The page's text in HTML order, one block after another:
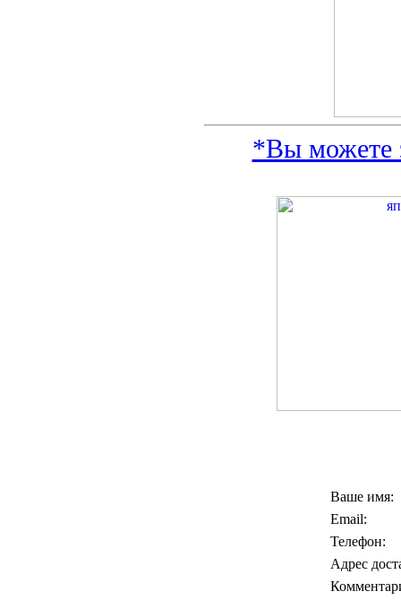
*Вы можете
Ваше имя:
Email:
Телефон:
Адрес